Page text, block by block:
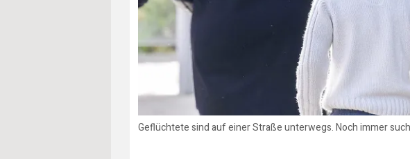
Geflüchtete sind auf einer Straße unterwegs. Noch immer